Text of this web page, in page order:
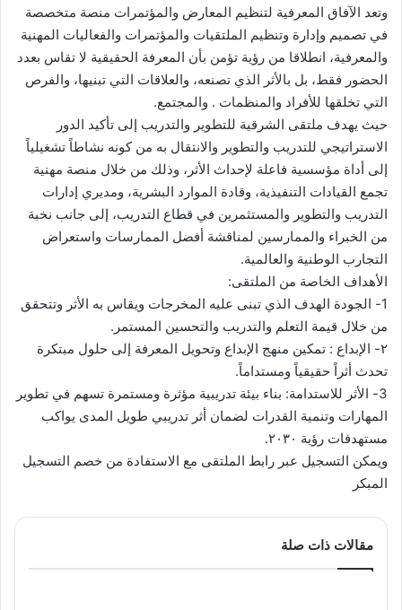
وتعد الآفاق المعرفية لتنظيم المعارض والمؤتمرات منصة متخصصة
في تصميم وإدارة وتنظيم الملتقيات والمؤتمرات والفعاليات المهنية
والمعرفية، انطلاقا من رؤية تؤمن بأن المعرفة الحقيقية لا تقاس بعدد
الحضور فقط، بل بالأثر الذي تصنعه، والعلاقات التي تبنيها، والفرص
التي تخلقها للأفراد والمنظمات . والمجتمع.
حيث يهدف ملتقى الشرقية للتطوير والتدريب إلى تأكيد الدور
الاستراتيجي للتدريب والتطوير والانتقال به من كونه نشاطاً تشغيلياً
إلى أداة مؤسسية فاعلة لإحداث الأثر، وذلك من خلال منصة مهنية
تجمع القيادات التنفيذية، وقادة الموارد البشرية، ومديري إدارات
التدريب والتطوير والمستثمرين في قطاع التدريب، إلى جانب نخبة
من الخبراء والممارسين لمناقشة أفضل الممارسات واستعراض
التجارب الوطنية والعالمية.
الأهداف الخاصة من الملتقى:
1- الجودة الهدف الذي تبنى عليه المخرجات ويقاس به الأثر وتتحقق
من خلال قيمة التعلم والتدريب والتحسين المستمر.
٢- الإبداع : تمكين منهج الإبداع وتحويل المعرفة إلى حلول مبتكرة
تحدث أثراً حقيقياً ومستداماً.
3- الأثر للاستدامة: بناء بيئة تدريبية مؤثرة ومستمرة تسهم في تطوير
المهارات وتنمية القدرات لضمان أثر تدريبي طويل المدى يواكب
مستهدفات رؤية ٢٠٣٠.
ويمكن التسجيل عبر رابط الملتقى مع الاستفادة من خصم التسجيل
المبكر
مقالات ذات صلة